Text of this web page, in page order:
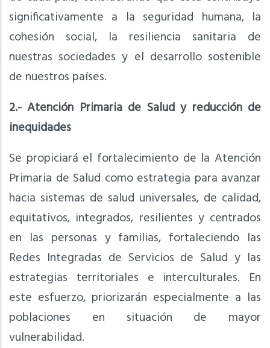
significativamente a la seguridad humana, la
cohesión social, la resiliencia sanitaria de
nuestras sociedades y el desarrollo sostenible
de nuestros países.
2.- Atención Primaria de Salud y reducción de
inequidades
Se propiciará el fortalecimiento de la Atención
Primaria de Salud como estrategia para avanzar
hacia sistemas de salud universales, de calidad,
equitativos, integrados, resilientes y centrados
en las personas y familias, fortaleciendo las
Redes Integradas de Servicios de Salud y las
estrategias territoriales e interculturales. En
este esfuerzo, priorizarán especialmente a las
poblaciones en situación de mayor
vulnerabilidad.